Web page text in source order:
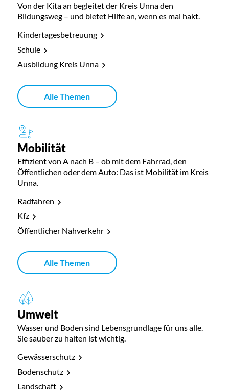
Von der Kita an begleitet der Kreis Unna den
Bildungsweg – und bietet Hilfe an, wenn es mal hakt.
Kindertagesbetreuung
Schule
Ausbildung Kreis Unna
Alle Themen
Mobilität
Effizient von A nach B – ob mit dem Fahrrad, den
Öffentlichen oder dem Auto: Das ist Mobilität im Kreis
Unna.
Radfahren
Kfz
Öffentlicher Nahverkehr
Alle Themen
Umwelt
Wasser und Boden sind Lebensgrundlage für uns alle.
Sie sauber zu halten ist wichtig.
Gewässerschutz
Bodenschutz
Landschaft